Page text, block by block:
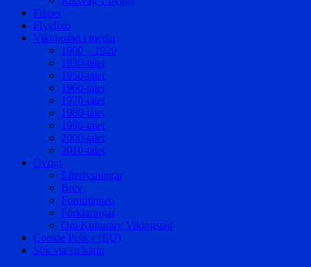
Filmer
Flygfoto
Vikingstad i media
1900 – 1929
1930-talet
1950-talet
1960-talet
1970-talet
1980-talet
1990-talet
2000-talet
2010-talet
Övrigt
Efterlysningar
Brev
Fornminnen
Förklaringar
Om Kulturarv Vikingstad
Cookie Policy (EU)
Sök via en karta